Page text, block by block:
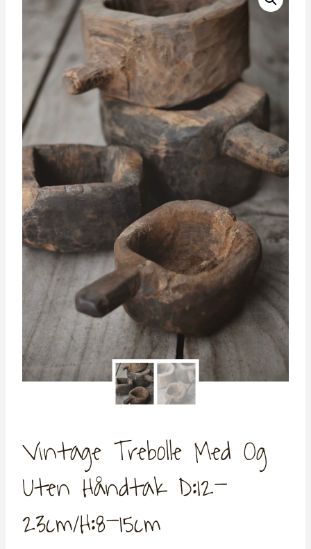
Vintage Trebolle Med Og
Uten Håndtak D:12-
23cm/H:8-15cm